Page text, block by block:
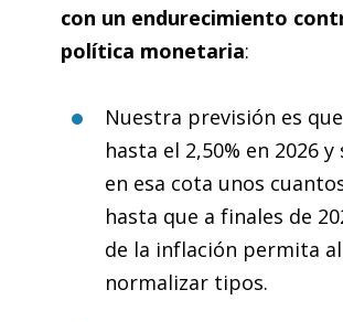
con un endurecimiento
política monetaria:
Nuestra previsión es
hasta el 2,50% en 2026
en esa cota unos
hasta que a finales de
de la inflación permita al
normalizar tipos.